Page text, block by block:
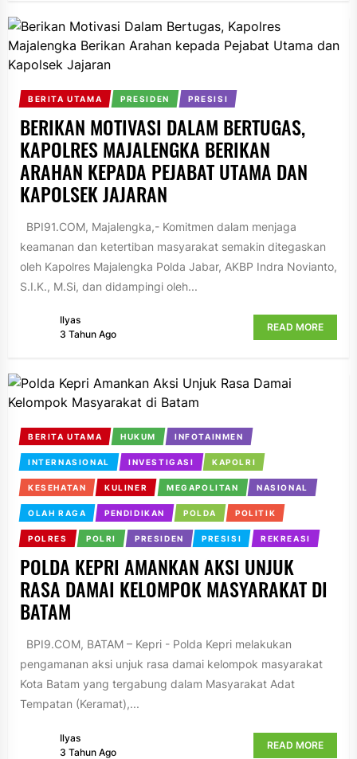
BERITA UTAMA PRESIDEN PRESISI
BERIKAN MOTIVASI DALAM BERTUGAS,
KAPOLRES MAJALENGKA BERIKAN
ARAHAN KEPADA PEJABAT UTAMA DAN
KAPOLSEK JAJARAN
BPI91.COM, Majalengka,- Komitmen dalam menjaga
keamanan dan ketertiban masyarakat semakin ditegaskan
oleh Kapolres Majalengka Polda Jabar, AKBP Indra Novianto,
S.I.K., M.Si, dan didampingi oleh...
Ilyas
3 Tahun Ago
READ MORE
BERITA UTAMA HUKUM INFOTAINMEN
INTERNASIONAL INVESTIGASI KAPOLRI
KESEHATAN KULINER MEGAPOLITAN NASIONAL
OLAH RAGA PENDIDIKAN POLDA POLITIK
POLRES POLRI PRESIDEN PRESISI REKREASI
POLDA KEPRI AMANKAN AKSI UNJUK
RASA DAMAI KELOMPOK MASYARAKAT DI
BATAM
BPI9.COM, BATAM – Kepri - Polda Kepri melakukan
pengamanan aksi unjuk rasa damai kelompok masyarakat
Kota Batam yang tergabung dalam Masyarakat Adat
Tempatan (Keramat),...
Ilyas
3 Tahun Ago
READ MORE